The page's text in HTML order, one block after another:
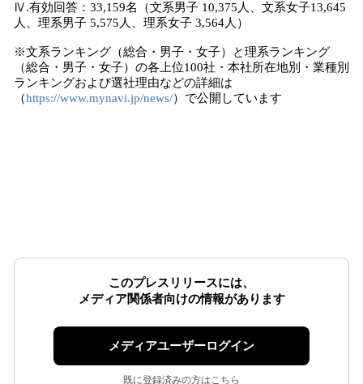
Ⅳ.有効回答：33,159名（文系男子 10,375人、文系女子13,645
人、理系男子 5,575人、理系女子 3,564人）
※文系ランキング（総合・男子・女子）と理系ランキング
（総合・男子・女子）の各上位100社・本社所在地別・業種別
ランキングおよび選社理由などの詳細は
（https://www.mynavi.jp/news/）で公開しています
このプレスリリースには、
メディア関係者向けの情報があります
メディアユーザーログイン
既に登録済みの方はこちら